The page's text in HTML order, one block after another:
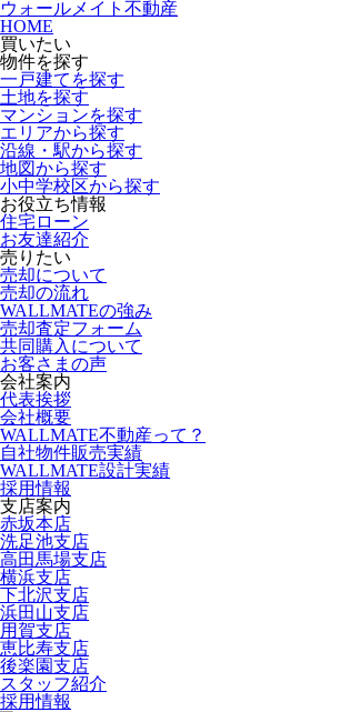
ウォールメイト不動産
HOME
買いたい
物件を探す
一戸建てを探す
土地を探す
マンションを探す
エリアから探す
沿線・駅から探す
地図から探す
小中学校区から探す
お役立ち情報
住宅ローン
お友達紹介
売りたい
売却について
売却の流れ
WALLMATEの強み
売却査定フォーム
共同購入について
お客さまの声
会社案内
代表挨拶
会社概要
WALLMATE不動産って？
自社物件販売実績
WALLMATE設計実績
採用情報
支店案内
赤坂本店
洗足池支店
高田馬場支店
横浜支店
下北沢支店
浜田山支店
用賀支店
恵比寿支店
後楽園支店
スタッフ紹介
採用情報